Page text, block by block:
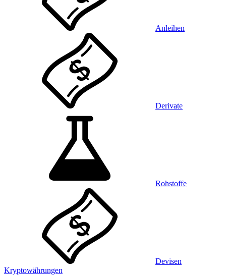
Anleihen
Derivate
Rohstoffe
Devisen
Kryptowährungen